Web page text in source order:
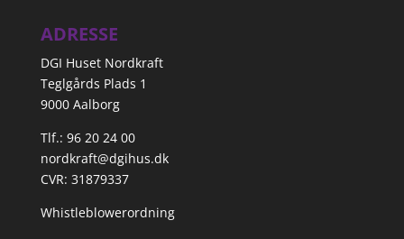
ADRESSE
DGI Huset Nordkraft
Teglgårds Plads 1
9000 Aalborg
Tlf.: 96 20 24 00
nordkraft@dgihus.dk
CVR: 31879337
Whistleblowerordning